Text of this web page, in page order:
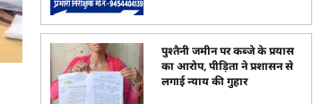
पुश्तैनी जमीन पर कब्जे के प्रयास
का आरोप, पीड़िता ने प्रशासन से
लगाई न्याय की गुहार